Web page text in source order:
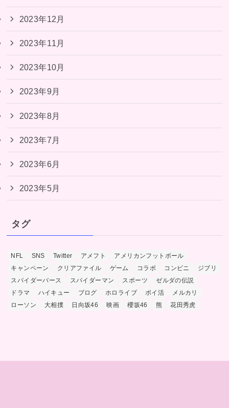
2023年12月
2023年11月
2023年10月
2023年9月
2023年8月
2023年7月
2023年6月
2023年5月
タグ
NFL SNS Twitter アメフト
アメリカンフットボール
キャンペーン
クリアファイル ゲーム コラボ コンビニ
ジブリ
スパイダーバース
スパイダーマン スポーツ
ゼルダの伝説
ドラマ
ハイキュー ブログ ホロライブ ポイ活
メルカリ
ローソン
大相撲 日向坂46 映画 櫻坂46 熊 花田秀虎